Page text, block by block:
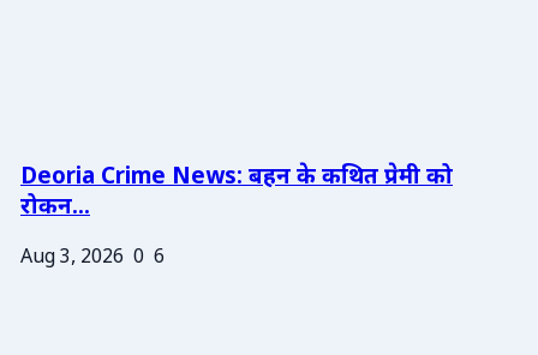
Deoria Crime News: बहन के कथित प्रेमी को
रोकन...
Aug 3, 2026 0 6